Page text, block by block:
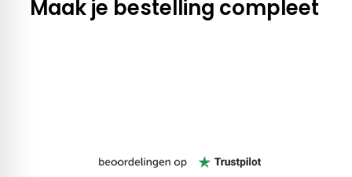
Maak je bestelling compleet